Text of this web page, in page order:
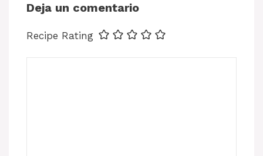
Deja un comentario
Recipe Rating